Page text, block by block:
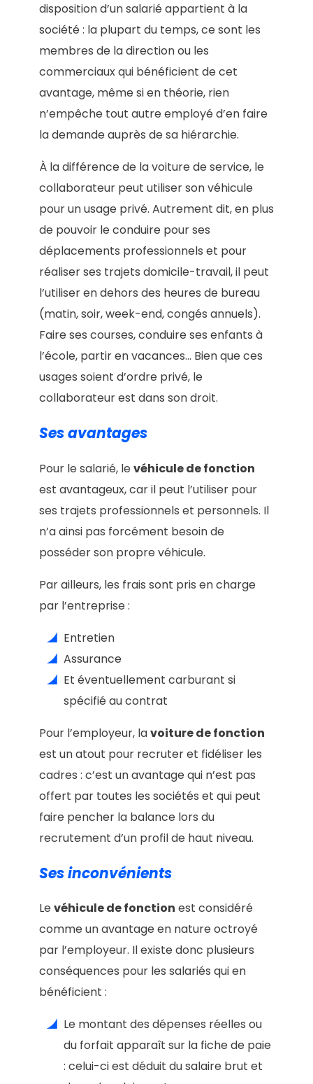
disposition d’un salarié appartient à la
société : la plupart du temps, ce sont les
membres de la direction ou les
commerciaux qui bénéficient de cet
avantage, même si en théorie, rien
n’empêche tout autre employé d’en faire
la demande auprès de sa hiérarchie.
À la différence de la voiture de service, le
collaborateur peut utiliser son véhicule
pour un usage privé. Autrement dit, en plus
de pouvoir le conduire pour ses
déplacements professionnels et pour
réaliser ses trajets domicile-travail, il peut
l’utiliser en dehors des heures de bureau
(matin, soir, week-end, congés annuels).
Faire ses courses, conduire ses enfants à
l’école, partir en vacances… Bien que ces
usages soient d’ordre privé, le
collaborateur est dans son droit.
Ses avantages
Pour le salarié, levéhicule de fonction
est avantageux, car il peut l’utiliser pour
ses trajets professionnels et personnels. Il
n’a ainsi pas forcément besoin de
posséder son propre véhicule.
Par ailleurs, les frais sont pris en charge
par l’entreprise :
Entretien
Assurance
Et éventuellement carburant si
spécifié au contrat
Pour l’employeur, lavoiture de fonction
est un atout pour recruter et fidéliser les
cadres : c’est un avantage qui n’est pas
offert par toutes les sociétés et qui peut
faire pencher la balance lors du
recrutement d’un profil de haut niveau.
Ses inconvénients
Levéhicule de fonction est considéré
comme un avantage en nature octroyé
par l’employeur. Il existe donc plusieurs
conséquences pour les salariés qui en
bénéficient :
Le montant des dépenses réelles ou
du forfait apparaît sur la fiche de paie
: celui-ci est déduit du salaire brut et